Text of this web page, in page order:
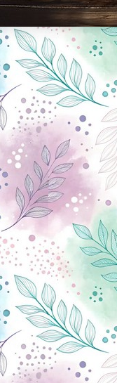
економіка, аналітика, культура, відеоновини, екологія, спортивний Чернігів, туризм, Чернігів